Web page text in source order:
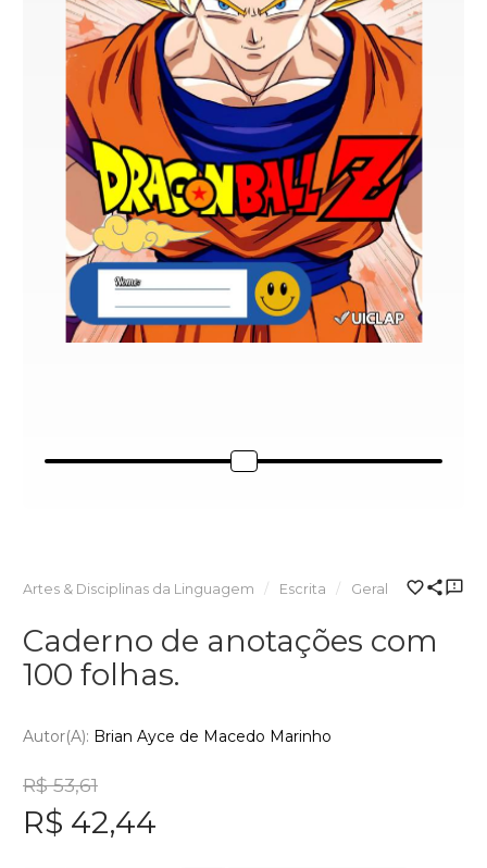
Artes & Disciplinas da Linguagem Escrita Geral
Caderno de anotações com
100 folhas.
Autor(a): Brian Ayce de Macedo Marinho
R$ 53,61
R$ 42,44